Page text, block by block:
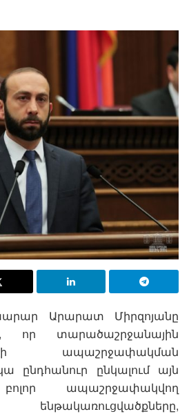
Արարատ Միրզոյանը
որ տարածաշրջանային
ապաշրջափակման
ընդհանուր ընկալում այն
ապաշրջափակվող
ենթակառուցվածքները,